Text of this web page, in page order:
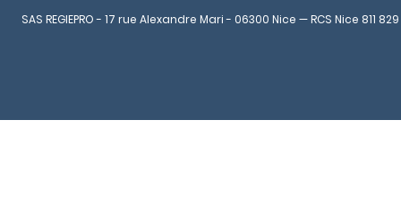
SAS REGIEPRO - 17 rue Alexandre Mari - 06300 Nice — RCS Nice 811